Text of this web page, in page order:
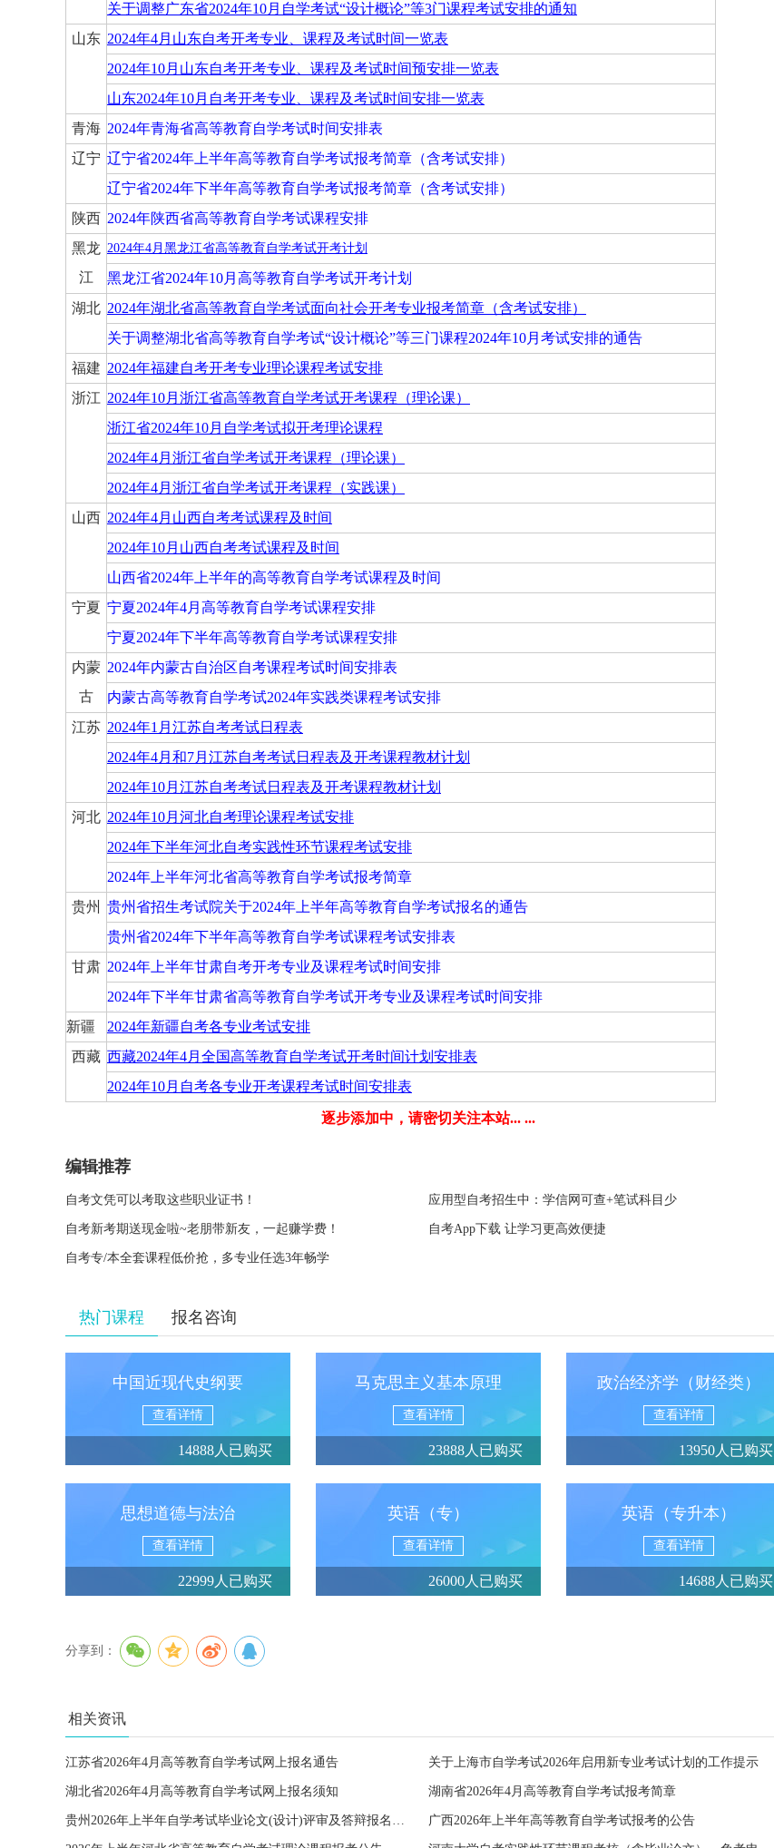
关于调整广东省2024年10月自学考试“设计概论”等3门课程考试安排的通知
山东 2024年4月山东自考开考专业、课程及考试时间一览表
2024年10月山东自考开考专业、课程及考试时间预安排一览表
山东2024年10月自考开考专业、课程及考试时间安排一览表
青海 2024年青海省高等教育自学考试时间安排表
辽宁 辽宁省2024年上半年高等教育自学考试报考简章（含考试安排）
辽宁省2024年下半年高等教育自学考试报考简章（含考试安排）
陕西 2024年陕西省高等教育自学考试课程安排
黑龙
江
2024年4月黑龙江省高等教育自学考试开考计划
黑龙江省2024年10月高等教育自学考试开考计划
湖北 2024年湖北省高等教育自学考试面向社会开考专业报考简章（含考试安排）
关于调整湖北省高等教育自学考试“设计概论”等三门课程2024年10月考试安排的通告
福建 2024年福建自考开考专业理论课程考试安排
浙江 2024年10月浙江省高等教育自学考试开考课程（理论课）
浙江省2024年10月自学考试拟开考理论课程
2024年4月浙江省自学考试开考课程（理论课）
2024年4月浙江省自学考试开考课程（实践课）
山西 2024年4月山西自考考试课程及时间
2024年10月山西自考考试课程及时间
山西省2024年上半年的高等教育自学考试课程及时间
宁夏 宁夏2024年4月高等教育自学考试课程安排
宁夏2024年下半年高等教育自学考试课程安排
内蒙
古
2024年内蒙古自治区自考课程考试时间安排表
内蒙古高等教育自学考试2024年实践类课程考试安排
江苏 2024年1月江苏自考考试日程表
2024年4月和7月江苏自考考试日程表及开考课程教材计划
2024年10月江苏自考考试日程表及开考课程教材计划
河北 2024年10月河北自考理论课程考试安排
2024年下半年河北自考实践性环节课程考试安排
2024年上半年河北省高等教育自学考试报考简章
贵州 贵州省招生考试院关于2024年上半年高等教育自学考试报名的通告
贵州省2024年下半年高等教育自学考试课程考试安排表
甘肃 2024年上半年甘肃自考开考专业及课程考试时间安排
2024年下半年甘肃省高等教育自学考试开考专业及课程考试时间安排
新疆
2024年新疆自考各专业考试安排
西藏 西藏2024年4月全国高等教育自学考试开考时间计划安排表
2024年10月自考各专业开考课程考试时间安排表
逐步添加中，请密切关注本站... ...
编辑推荐
自考文凭可以考取这些职业证书！ 应用型自考招生中：学信网可查+笔试科目少
自考新考期送现金啦~老朋带新友，一起赚学费！ 自考App下载 让学习更高效便捷
自考专/本全套课程低价抢，多专业任选3年畅学
热门课程 报名咨询
中国近现代史纲要
查看详情
14888人已购买
马克思主义基本原理
查看详情
23888人已购买
政治经济学（财经类）
查看详情
13950人已购买
思想道德与法治
查看详情
22999人已购买
英语（专）
查看详情
26000人已购买
英语（专升本）
查看详情
14688人已购买
分享到：
相关资讯
江苏省2026年4月高等教育自学考试网上报名通告 关于上海市自学考试2026年启用新专业考试计划的工作提示
湖北省2026年4月高等教育自学考试网上报名须知 湖南省2026年4月高等教育自学考试报考简章
贵州2026年上半年自学考试毕业论文(设计)评审及答辩报名工作通告 广西2026年上半年高等教育自学考试报考的公告